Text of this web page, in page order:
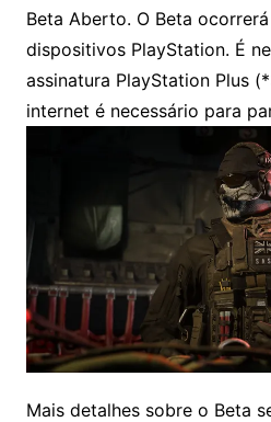
Beta Aberto. O Beta
dispositivos PlayStation. É
assinatura PlayStation Plus
internet é necessário para
Mais detalhes sobre o Beta